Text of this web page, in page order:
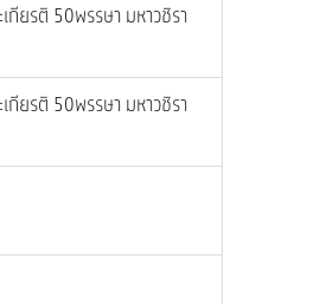
กียรติ 50พรรษา มหาวชิรา
กียรติ 50พรรษา มหาวชิรา